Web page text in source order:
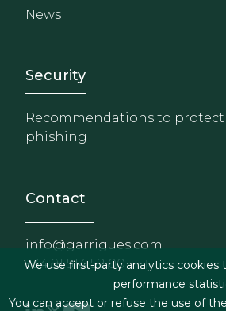
News
Footer -
Security
Recommendations to
phishing
Contact
info@garrigues.com
+34 91 514 52 00
We use first-party analytics cookies
performance
You can accept or refuse the use of